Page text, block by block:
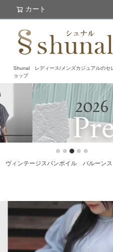
Shunal レディース/メンズカジュアルのセ
ョップ
カート
ィンテージスパンボイル バルー